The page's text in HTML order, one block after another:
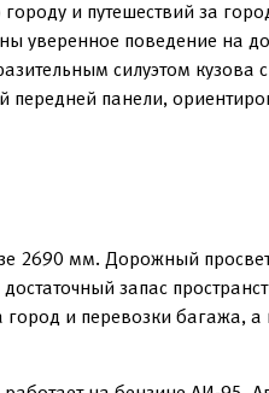
и путешествий за
уверенное поведение на
силуэтом
передней панели,
2690 мм. Дорожный
запас
и перевозки багажа,